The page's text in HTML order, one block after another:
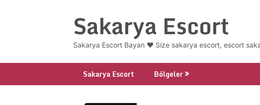
Sakarya Escort
Sakarya Escort Bayan ❤️ Size sakarya escort, escort
Sakarya Escort Bölgeler